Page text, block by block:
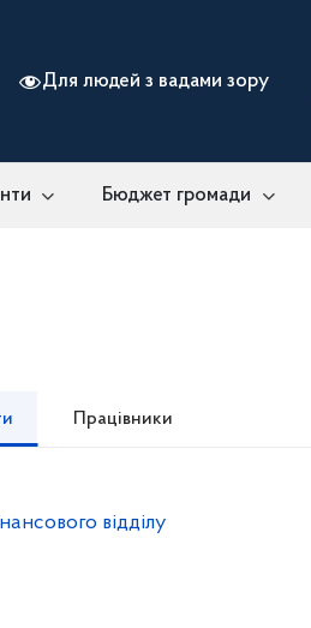
Для людей з вадами зору
Бюджет громади
Працівники
відділу